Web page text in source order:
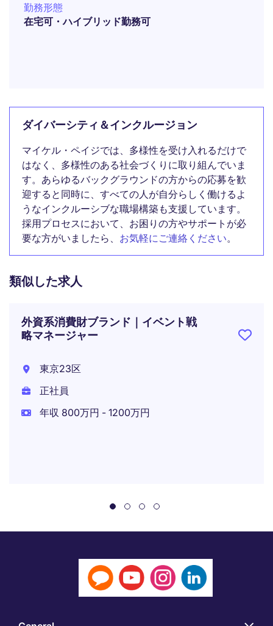
勤務形態
在宅可・ハイブリッド勤務可
ダイバーシティ＆インクルージョン
マイケル・ペイジでは、多様性を受け入れるだけで
はなく、多様性のある社会づくりに取り組んでいま
す。あらゆるバックグラウンドの方からの応募を歓
迎すると同時に、すべての人が自分らしく働けるよ
うなインクルーシブな職場構築も支援しています。
採用プロセスにおいて、お困りの方やサポートが必
要な方がいましたら、 お気軽にご連絡ください。
類似した求人
外資系消費財ブランド｜イベント戦
略マネージャー
東京23区
正社員
年収 800万円 - 1200万円